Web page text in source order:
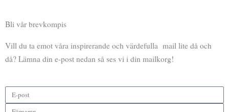
a
c
e
b
n
s
t
a
u
t
u
d
c
a
Bli vår brevkompis
Vill du ta emot våra inspirerande och värdefulla mail lite då och
då? Lämna din e-post nedan så ses vi i din mailkorg!